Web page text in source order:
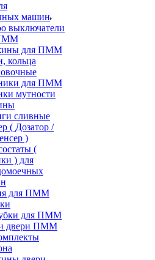
машин
выключатели
для ПММ
кольца
для ПММ
мутности
сливные
( Дозатор /
)
(
) для
для ПММ
для ПММ
двери ПММ